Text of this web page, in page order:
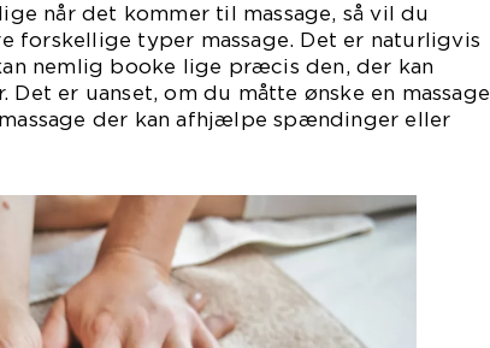
når det kommer til massage, så vil du
forskellige typer massage. Det er naturligvis
nemlig booke lige præcis den, der kan
er uanset, om du måtte ønske en massage
der kan afhjælpe spændinger eller
tredje.